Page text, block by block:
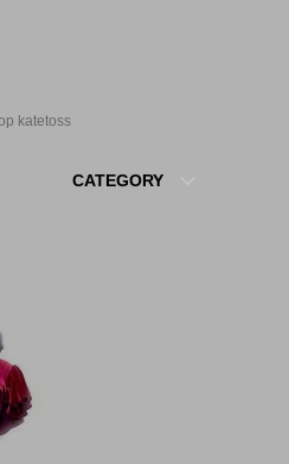
katetoss
CATEGORY